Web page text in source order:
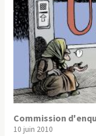
Commission
10 juin 2010